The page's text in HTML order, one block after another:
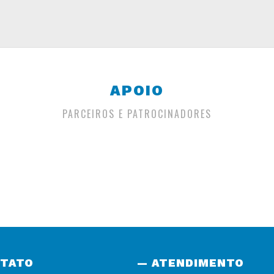
APOIO
PARCEIROS E PATROCINADORES
— ATENDIMENTO